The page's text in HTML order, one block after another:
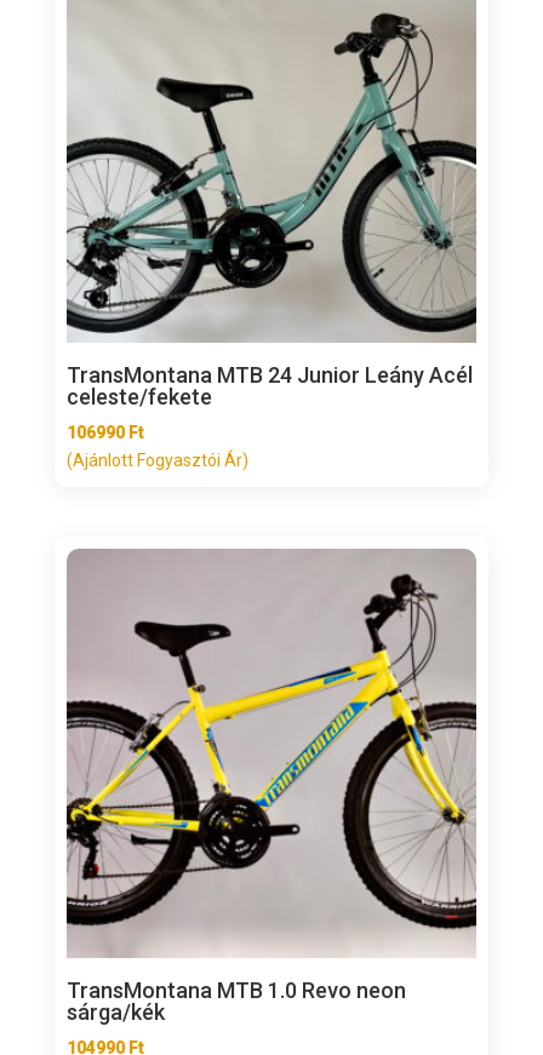
TransMontana MTB 24 Junior Leány Acél
celeste/fekete
106990 Ft
(Ajánlott Fogyasztói Ár)
TransMontana MTB 1.0 Revo neon
sárga/kék
104990 Ft